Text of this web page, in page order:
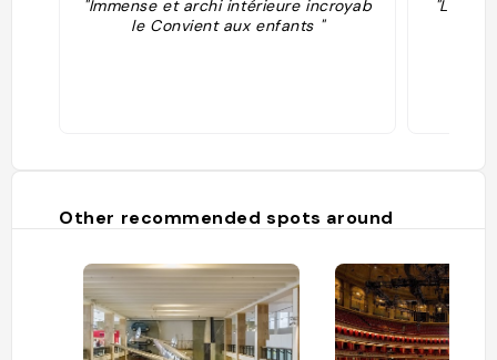
"Immense et archi intérieure incroyab
le Convient aux enfants "
"Le
Other recommended spots around